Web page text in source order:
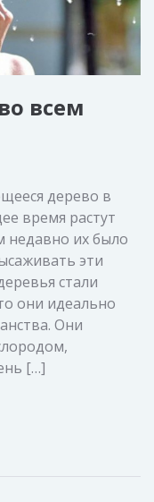
всем
дерево в
время растут
недавно их было
эти
стали
они идеально
Они
[…]